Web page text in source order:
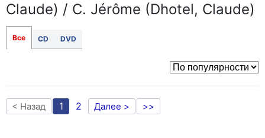
Claude) / C. Jérôme (Dhotel, Claude)
Все CD DVD
< Назад 1 2 Далее > >>